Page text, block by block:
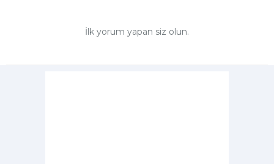
İlk yorum yapan siz olun.